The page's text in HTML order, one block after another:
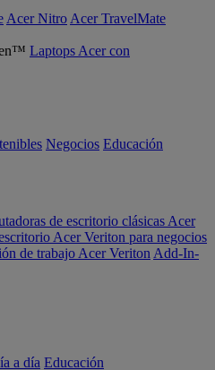
Acer Nitro Acer TravelMate
Laptops Acer con
Negocios Educación
de escritorio clásicas Acer
Acer Veriton para negocios
de trabajo Acer Veriton Add-In-
a día Educación